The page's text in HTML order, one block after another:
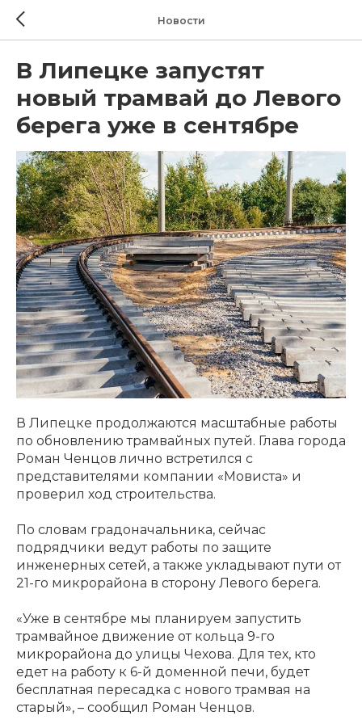
Новости
В Липецке запустят
новый трамвай до Левого
берега уже в сентябре
В Липецке продолжаются масштабные работы
по обновлению трамвайных путей. Глава города
Роман Ченцов лично встретился с
представителями компании «Мовиста» и
проверил ход строительства.
По словам градоначальника, сейчас
подрядчики ведут работы по защите
инженерных сетей, а также укладывают пути от
21-го микрорайона в сторону Левого берега.
«Уже в сентябре мы планируем запустить
трамвайное движение от кольца 9-го
микрорайона до улицы Чехова. Для тех, кто
едет на работу к 6-й доменной печи, будет
бесплатная пересадка с нового трамвая на
старый», – сообщил Роман Ченцов.